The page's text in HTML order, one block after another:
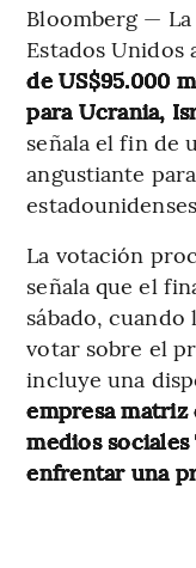
Bloomberg — La
Estados Unidos
de US$95.000
para Ucrania,
señala el fin de
angustiante
La votación
señala que el
sábado,
votar sobre el
incluye una
empresa
medios
enfrentar una